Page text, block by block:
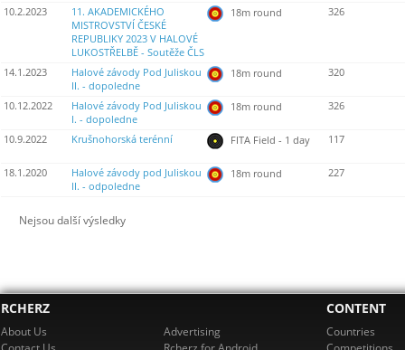
10.2.2023
11. AKADEMICKÉHO
MISTROVSTVÍ ČESKÉ
REPUBLIKY 2023 V HALOVÉ
LUKOSTŘELBĚ - Soutěže ČLS
18m round 326
14.1.2023
Halové závody Pod Juliskou
II. - dopoledne
18m round 320
10.12.2022
Halové závody Pod Juliskou
I. - dopoledne
18m round 326
10.9.2022 Krušnohorská terénní FITA Field - 1 day 117
18.1.2020
Halové závody pod Juliskou
II. - odpoledne
18m round 227
Nejsou další výsledky
RCHERZ
About Us
Advertising
CONTENT
Countries